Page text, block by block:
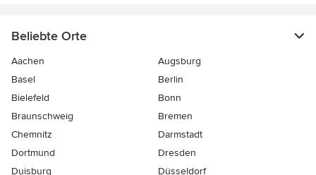
Beliebte Orte
Aachen
Augsburg
Basel
Berlin
Bielefeld
Bonn
Braunschweig
Bremen
Chemnitz
Darmstadt
Dortmund
Dresden
Duisburg
Düsseldorf